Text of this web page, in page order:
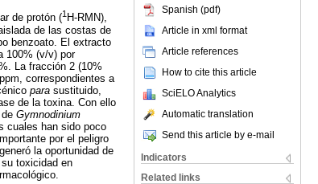
Spanish (pdf)
Article in xml format
Article references
How to cite this article
SciELO Analytics
Automatic translation
Send this article by e-mail
Indicators
Related links
de protón (1 H-RMN),
de las costas de
benzoato. El extracto
100% (v/v) por
La fracción 2 (10%
correspondientes a
para sustituido,
de la toxina. Con ello
Gymnodinium
cuales han sido poco
por el peligro
la oportunidad de
toxicidad en